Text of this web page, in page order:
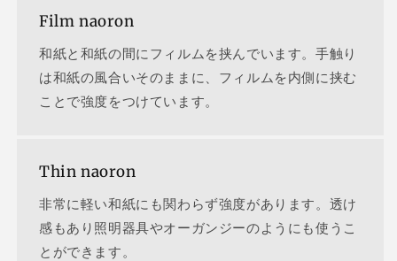
Film naoron
和紙と和紙の間にフィルムを挟んでいます。手触り
は和紙の風合いそのままに、フィルムを内側に挟む
ことで強度をつけています。
Thin naoron
非常に軽い和紙にも関わらず強度があります。透け
感もあり照明器具やオーガンジーのようにも使うこ
とができます。